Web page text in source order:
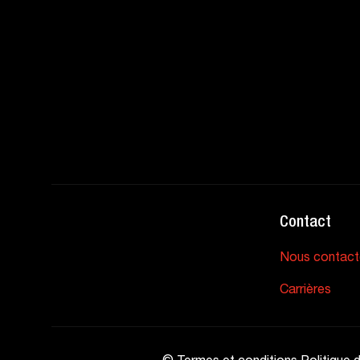
Contact
Nous
Carrières